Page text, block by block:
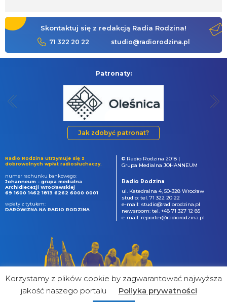
Skontaktuj się z redakcją Radia Rodzina!
71 322 20 22 studio@radiorodzina.pl
Patronaty:
Jak zdobyć patronat?
Radio Rodzina utrzymuje się z
dobrowolnych wpłat radiosłuchaczy.
numer rachunku bankowego:
Johanneum - grupa medialna
Archidiecezji Wrocławskiej
69 1600 1462 1813 6262 6000 0001
wpłaty z tytułem:
DAROWIZNA NA RADIO RODZINA
© Radio Rodzina 2018 |
Grupa Medialna JOHANNEUM
Radio Rodzina
ul. Katedralna 4, 50-328 Wrocław
studio: tel. 71 322 20 22
e-mail: studio@radiorodzina.pl
newsroom: tel. +48 71 327 12 85
e-mail: reporter@radiorodzina.pl
Korzystamy z plików cookie by zagwarantować najwyższa
jakość naszego portalu
Poliyka prywatności